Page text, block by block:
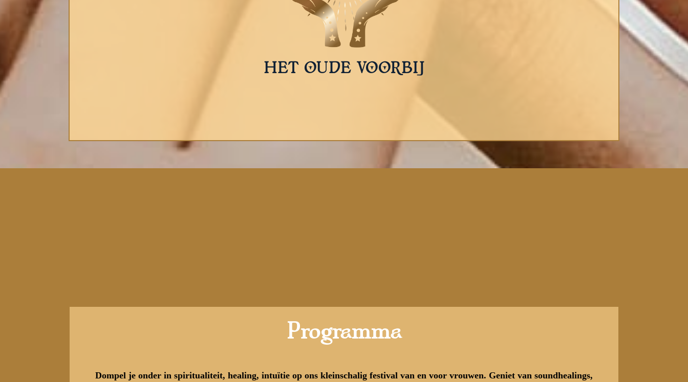
HET OUDE VOORBIJ
Programma
Dompel je onder in spiritualiteit, healing, intuïtie op ons kleinschalig festival van en voor vrouwen. Geniet van soundhealings,